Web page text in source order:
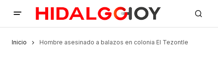
Inicio Hombre asesinado a balazos en colonia El Tezontle